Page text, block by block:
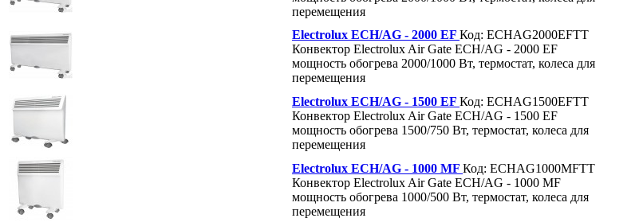
перемещения
Electrolux ECH/AG - 2000 EF Код: ECHAG2000EFTT
Конвектор Electrolux Air Gate ECH/AG - 2000 EF
мощность обогрева 2000/1000 Вт, термостат, колеса для
перемещения
Electrolux ECH/AG - 1500 EF Код: ECHAG1500EFTT
Конвектор Electrolux Air Gate ECH/AG - 1500 EF
мощность обогрева 1500/750 Вт, термостат, колеса для
перемещения
Electrolux ECH/AG - 1000 MF Код: ECHAG1000MFTT
Конвектор Electrolux Air Gate ECH/AG - 1000 MF
мощность обогрева 1000/500 Вт, термостат, колеса для
перемещения